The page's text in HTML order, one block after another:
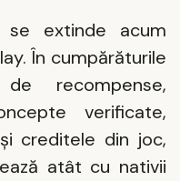
se extinde acum
În cumpărăturile
recompense,
verificate,
creditele din joc,
atât cu nativii